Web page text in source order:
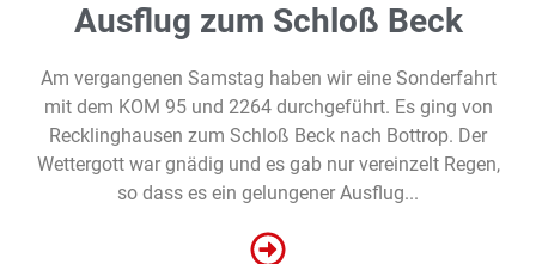
Ausflug zum Schloß Beck
Am vergangenen Samstag haben wir eine Sonderfahrt
mit dem KOM 95 und 2264 durchgeführt. Es ging von
Recklinghausen zum Schloß Beck nach Bottrop. Der
Wettergott war gnädig und es gab nur vereinzelt Regen,
so dass es ein gelungener Ausflug...